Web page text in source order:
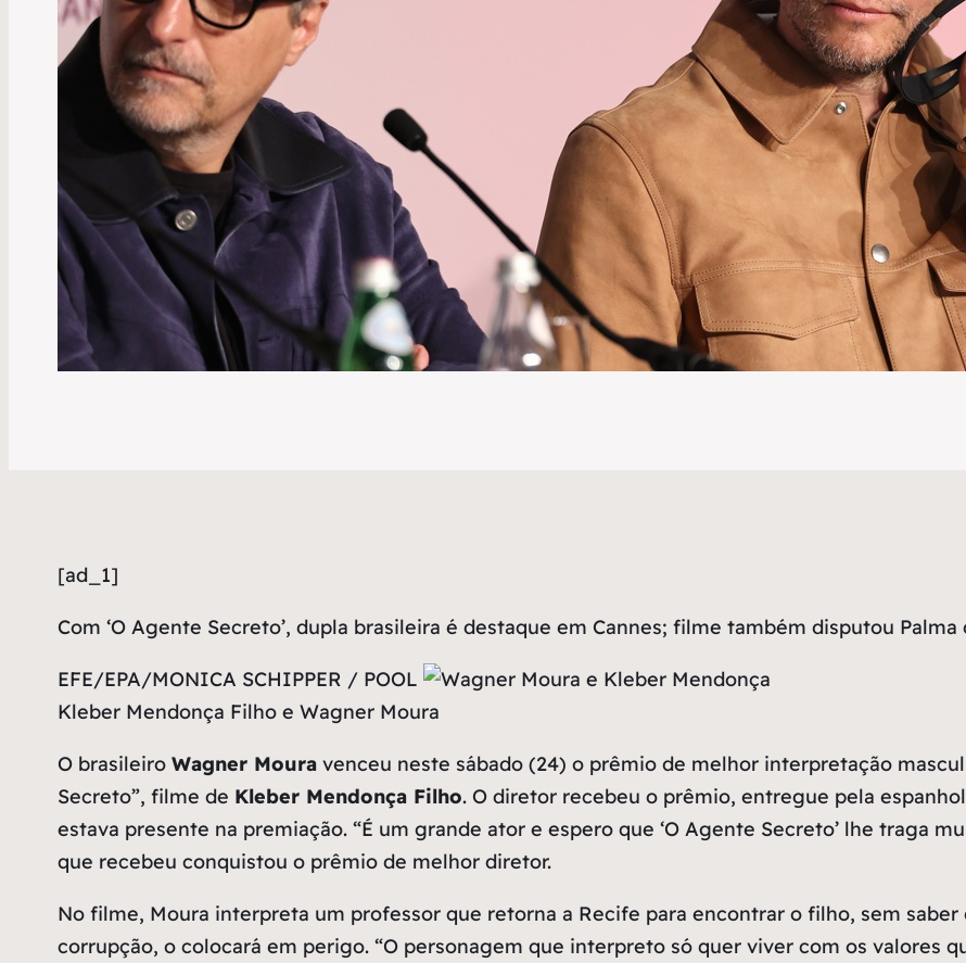
[ad_1]
Com ‘O Agente Secreto’, dupla brasileira é destaque em Cannes; filme também disputou
EFE/EPA/MONICA SCHIPPER / POOL
Kleber Mendonça Filho e Wagner Moura
O brasileiro Wagner Mouravenceu neste sábado (24) o prêmio de melhor interpretação
Secreto”, filme de Kleber Mendonça Filho. O diretor recebeu o prêmio, entregue pela
estava presente na premiação. “É um grande ator e espero que ‘O Agente Secreto’ lhe traga
que recebeu conquistou o prêmio de melhor diretor.
No filme, Moura interpreta um professor que retorna a Recife para encontrar o filho, sem saber
corrupção, o colocará em perigo. “O personagem que interpreto só quer viver com os valores